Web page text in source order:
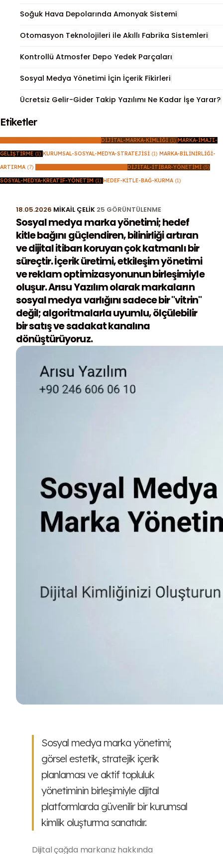
Soğuk Hava Depolarında Amonyak Sistemi
Otomasyon Teknolojileri ile Akıllı Fabrika Sistemleri
Kontrollü Atmosfer Depo Yedek Parçaları
Sosyal Medya Yönetimi İçin İçerik Fikirleri
Ücretsiz Gelir-Gider Takip Yazılımı Ne Kadar İşe Yarar?
Etiketler
DIJITAL-MARKA-KIMLIĞI (1) MARKA-İMAJI-
GELIŞTIRME (1) KURUMSAL-SOSYAL-MEDYA-STRATEJISI (1) MARKA-BILINIRLIĞI-
ARTIRMA (7) DIJITAL-İTIBAR-YÖNETIMI (5)
SOSYAL-MEDYA-KREATIF-YÖNETIM (1) HEDEF-KITLE-BAĞ-KURMA (1)
18.05.2026 MIKAIL ÇELIK 25 GÖRÜNTÜLENME
Sosyal medya marka yönetimi; hedef
kitle bağını güçlendiren, bilinirliği artıran
ve dijital itibarı koruyan çok katmanlı bir
süreçtir. İçerik üretimi, etkileşim yönetimi
ve reklam optimizasyonunun birleşimiyle
oluşur. Arısu Yazılım olarak markaların
sosyal medya varlığını sadece bir "vitrin"
değil; algoritmalarla uyumlu, ölçülebilir
bir satış ve sadakat kanalına
dönüştürüyoruz.
Sosyal medya marka yönetimi;
görsel estetik, stratejik içerik
planlaması ve aktif topluluk
yönetiminin birleşimiyle dijital
platformlarda güvenilir bir kurumsal
kimlik oluşturma sanatıdır.
Dijital çağda markanız hakkında